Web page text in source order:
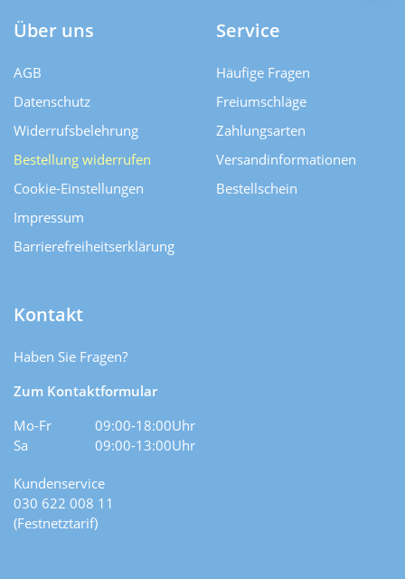
Über uns
AGB
Datenschutz
Widerrufsbelehrung
Bestellung widerrufen
Cookie-Einstellungen
Impressum
Barrierefreiheitserklärung
Service
Häufige Fragen
Freiumschläge
Zahlungsarten
Versand­informationen
Bestellschein
Kontakt
Haben Sie Fragen?
Zum Kontaktformular
Mo-Fr
09:00-18:00Uhr
Sa
09:00-13:00Uhr
Kundenservice
030 622 008 11
(Festnetztarif)